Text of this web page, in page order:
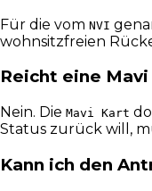
Für die vom NVI
wohnsitzfreien
Reicht eine
Nein. Die Mavi Kart
Status zurück will,
Kann ich den